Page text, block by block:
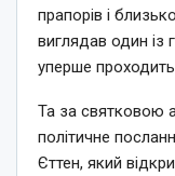
прапорів і
виглядав один із
уперше
Та за святковою
політичне
Єттен, який